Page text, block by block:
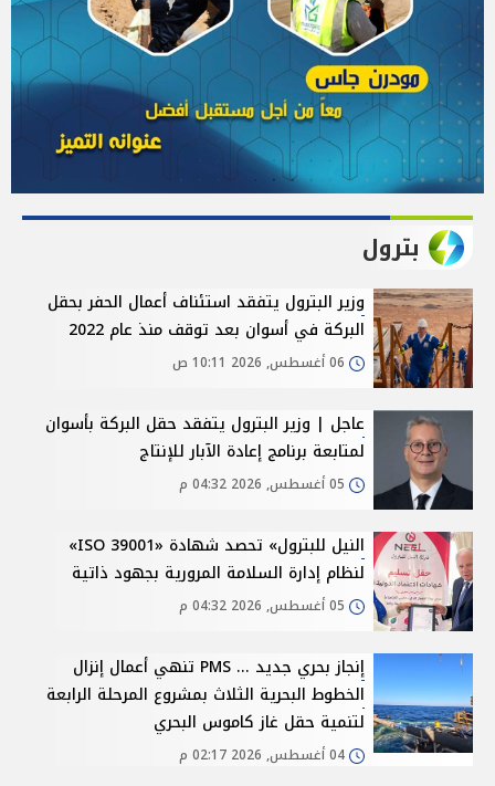
بترول
وزير البترول يتفقد استئناف أعمال الحفر بحقل
البركة في أسوان بعد توقف منذ عام 2022
عاجل | وزير البترول يتفقد حقل البركة بأسوان
لمتابعة برنامج إعادة الآبار للإنتاج
النيل للبترول» تحصد شهادة «ISO 39001»
لنظام إدارة السلامة المرورية بجهود ذاتية
إنجاز بحري جديد ... PMS تنهي أعمال إنزال
الخطوط البحرية الثلاث بمشروع المرحلة الرابعة
لتنمية حقل غاز كاموس البحري